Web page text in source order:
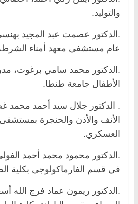
والتوليد.
.الدكتور عصمت عبد المجيد
عام مستشفى معهد أمناء
.الدكتور محمد سامي برغوت،
الأطفال جامعة طنطا.
. الدكتور جلال سيد أحمد محمد
الأنف والأذن والحنجرة
العسكري.
.الدكتور محمود محمد أحمد
في قسم الفارماكولوجى بكلية
.الدكتور ريمون عماد فرج الله